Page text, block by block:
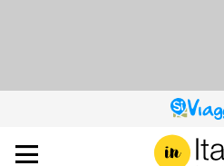
DI